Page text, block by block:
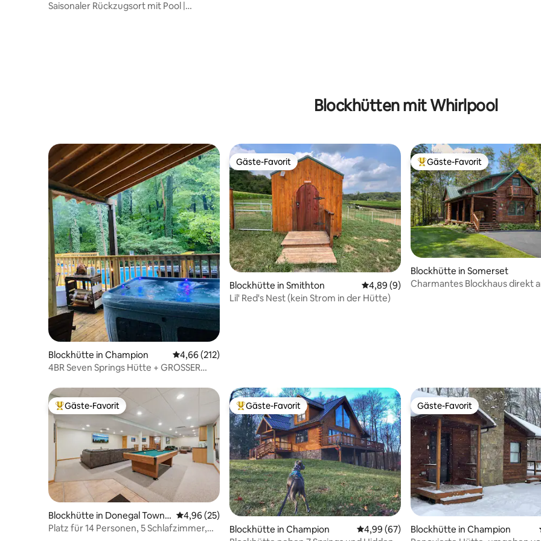
ington
Saisonaler Rückzugsort mit Pool |
Blockhütten mit Whirlpool
Blockhütte in Champion Durchschnittliche Bewertung: 4,66 von 5, 212 Bewertungen
4,66 (212)
4BR Seven Springs Hütte + GROSSER
Gäste-Favorit
Gäste-Favorit
Blockhütte in Smithton Durchschnittliche Bewertung: 4,89 von 5,
4,89 (9)
Lil' Red's Nest (kein Strom in der Hütte)
Beliebter Gäste-Favorit.
Gäste-Favorit
Blockhütte in Somerset
Charmantes Blockhaus direkt
Beliebter Gäste-Favorit.
Gäste-Favorit
Blockhütte in Donegal Towns
hip
Durchschnittliche Bewertung: 4,96 von 5, 25 Bewertungen
4,96 (25)
Platz für 14 Personen, 5 Schlafzimmer,
Beliebter Gäste-Favorit.
Gäste-Favorit
Blockhütte in Champion Durchschnittliche Bewertung: 4,99 von 5,
4,99 (67)
Gäste-Favorit
Gäste-Favorit
Blockhütte in Champion